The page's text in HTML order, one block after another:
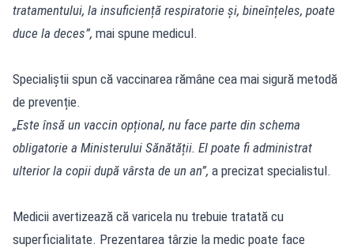
tratamentului, la insuficiență respiratorie și, bineînțeles, poate
duce la deces”, mai spune medicul.
Specialiștii spun că vaccinarea rămâne cea mai sigură metodă
de prevenție.
„Este însă un vaccin opțional, nu face parte din schema
obligatorie a Ministerului Sănătății. El poate fi administrat
ulterior la copii după vârsta de un an”, a precizat specialistul.
Medicii avertizează că varicela nu trebuie tratată cu
superficialitate. Prezentarea târzie la medic poate face